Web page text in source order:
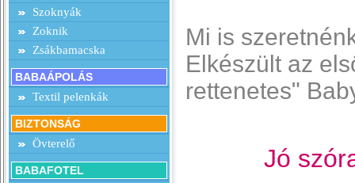
Szoknyák
Zoknik
Zsákbamacska
BABAÁPOLÁS
Textil pelenkák
BIZTONSÁG
Övterelő
BABAFOTEL
Mi is
Elkészült az
rettenetes"
Jó